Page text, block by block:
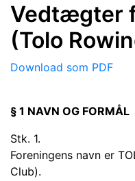
Vedtægter
(Tolo
Download som PDF
§ 1 NAVN OG FORMÅL
Stk. 1.
Foreningens navn er
Club).